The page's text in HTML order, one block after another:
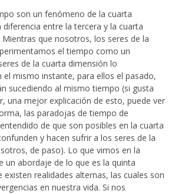
son un fenómeno de la cuarta
diferencia entre la tercera y la cuarta
Mientras que nosotros, los seres de la
el tiempo como un
de la cuarta dimensión lo
mismo instante, para ellos el pasado,
sucediendo al mismo tiempo (si gusta
una mejor explicación de esto, puede ver
las paradojas de tiempo de
de que son posibles en la cuarta
y hacen sufrir a los seres de la
de paso). Lo que vimos en la
un abordaje de lo que es la quinta
existen realidades alternas, las cuales son
en nuestra vida. Si nos